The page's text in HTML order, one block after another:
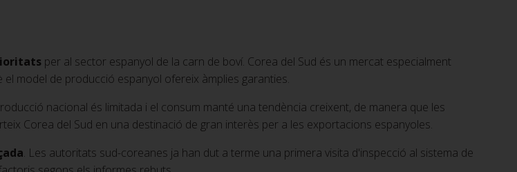
per al sector espanyol de la carn de boví. Corea del Sud és un mercat especialment
el model de producció espanyol ofereix àmplies garanties.
nacional és limitada i el consum manté una tendència creixent, de manera que les
Corea del Sud en una destinació de gran interès per a les exportacions espanyoles.
. Les autoritats sud-coreanes ja han dut a terme una primera visita d'inspecció al sistema de